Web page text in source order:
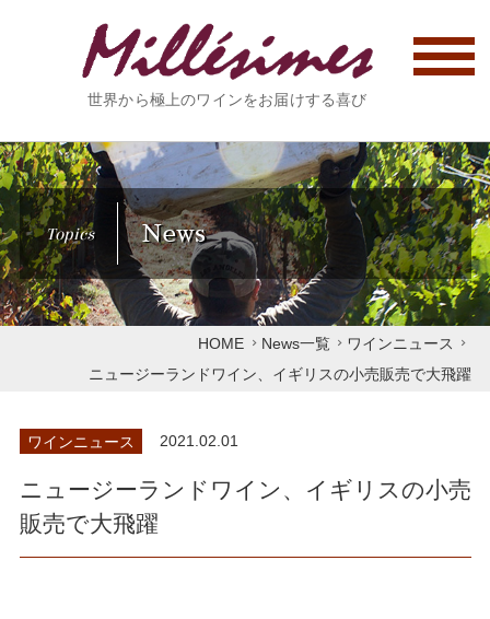
世界から極上のワインをお届けする喜び
Topics News
HOME News一覧
ワインニュース
ニュージーランドワイン、イギリスの小売販売で大飛躍
ワインニュース 2021.02.01
ニュージーランドワイン、イギリスの小売
販売で大飛躍